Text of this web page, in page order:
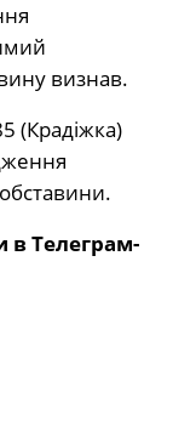
визнав.
(Крадіжка)
в Телеграм-